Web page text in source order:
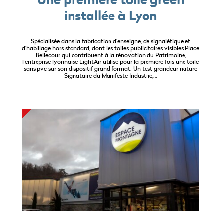
installée à Lyon
Spécialisée dans la fabrication d’enseigne, de signalétique et
d’habillage hors standard, dont les toiles publicitaires visibles Place
Bellecour qui contribuent à la rénovation du Patrimoine,
l’entreprise lyonnaise LightAir utilise pour la première fois une toile
sans pvc sur son dispositif grand format. Un test grandeur nature
Signataire du Manifeste Industrie,…